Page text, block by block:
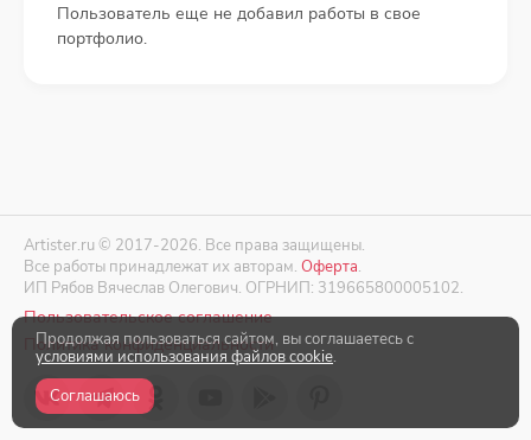
Пользователь еще не добавил работы в свое
портфолио.
Artister.ru © 2017-2026. Все права защищены.
Все работы принадлежат их авторам. Оферта.
ИП Рябов Вячеслав Олегович. ОГРНИП: 319665800005102.
Пользовательское соглашение
Политика конфиденциальности
Продолжая пользоваться сайтом, вы соглашаетесь с
условиями использования файлов cookie.
Соглашаюсь